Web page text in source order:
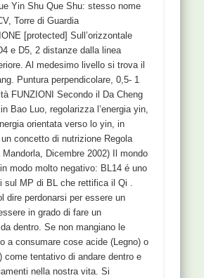
Yin Shu Que Shu: stesso nome
Torre di Guardia
[protected] Sull’orizzontale
e D5, 2 distanze dalla linea
Al medesimo livello si trova il
Puntura perpendicolare, 0,5- 1
FUNZIONI Secondo il Da Cheng
Bao Luo, regolarizza l’energia yin,
orientata verso lo yin, in
concetto di nutrizione Regola
Mandorla, Dicembre 2002) Il mondo
modo molto negativo: BL14 é uno
sul MP di BL che rettifica il Qi .
dire perdonarsi per essere un
in grado di fare un
dentro. Se non mangiano le
a consumare cose acide (Legno) o
come tentativo di andare dentro e
nella nostra vita. Si